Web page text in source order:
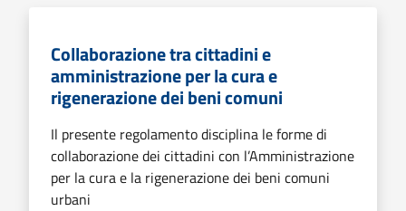
Collaborazione tra cittadini e
amministrazione per la cura e
rigenerazione dei beni comuni
Il presente regolamento disciplina le forme di
collaborazione dei cittadini con l’Amministrazione
per la cura e la rigenerazione dei beni comuni
urbani